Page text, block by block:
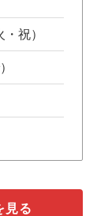
祝）
見る